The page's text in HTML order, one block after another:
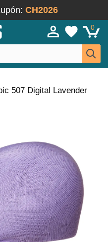
CH2026
0
507 Digital Lavender